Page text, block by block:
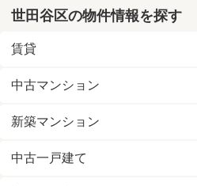
世田谷区の物件情報を探す
賃貸
中古マンション
新築マンション
中古一戸建て